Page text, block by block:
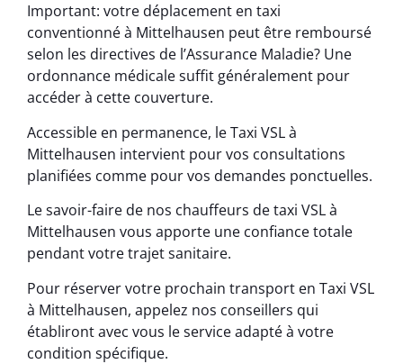
Important: votre déplacement en taxi
conventionné à Mittelhausen peut être remboursé
selon les directives de l’Assurance Maladie? Une
ordonnance médicale suffit généralement pour
accéder à cette couverture.
Accessible en permanence, le Taxi VSL à
Mittelhausen intervient pour vos consultations
planifiées comme pour vos demandes ponctuelles.
Le savoir-faire de nos chauffeurs de taxi VSL à
Mittelhausen vous apporte une confiance totale
pendant votre trajet sanitaire.
Pour réserver votre prochain transport en Taxi VSL
à Mittelhausen, appelez nos conseillers qui
établiront avec vous le service adapté à votre
condition spécifique.